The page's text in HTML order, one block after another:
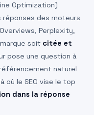
Optimization)
des moteurs
Perplexity,
soit citée et
pose une question à
naturel
où le SEO vise le top
dans la réponse